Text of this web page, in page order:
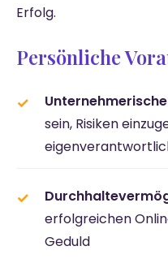
Erfolg.
Persönliche
sein, Risiken
erfolgreichen
Geduld